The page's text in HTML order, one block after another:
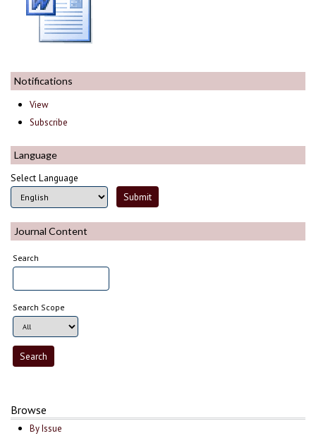
Notifications
View
Subscribe
Language
Select Language
Journal Content
Search
Search Scope
Browse
By Issue